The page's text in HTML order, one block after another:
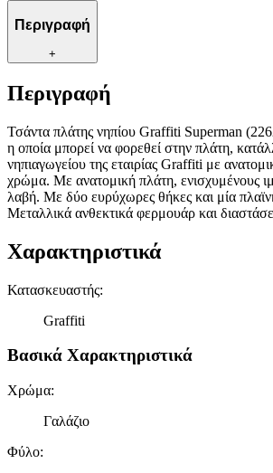
Περιγραφή
+
Περιγραφή
Τσάντα πλάτης νηπίου Graffiti Superman
η οποία μπορεί να φορεθεί στην πλάτη,
νηπιαγωγείου της εταιρίας Graffiti με
χρώμα. Με ανατομική πλάτη, ενισχυμένους
λαβή. Με δύο ευρύχωρες θήκες και μία
Μεταλλικά ανθεκτικά φερμουάρ και
Χαρακτηριστικά
Κατασκευαστής:
Graffiti
Βασικά Χαρακτηριστικά
Χρώμα:
Γαλάζιο
Φύλο: